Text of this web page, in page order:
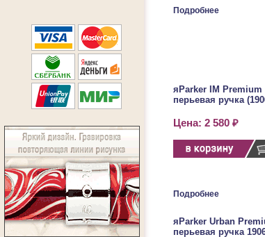
Подробнее
яParker IM Premium
перьевая ручка
Цена: 2 580 ₽
Подробнее
яParker Urban
перьевая ручка